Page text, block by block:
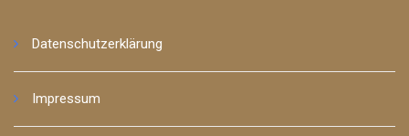
Datenschutzerklärung
Impressum